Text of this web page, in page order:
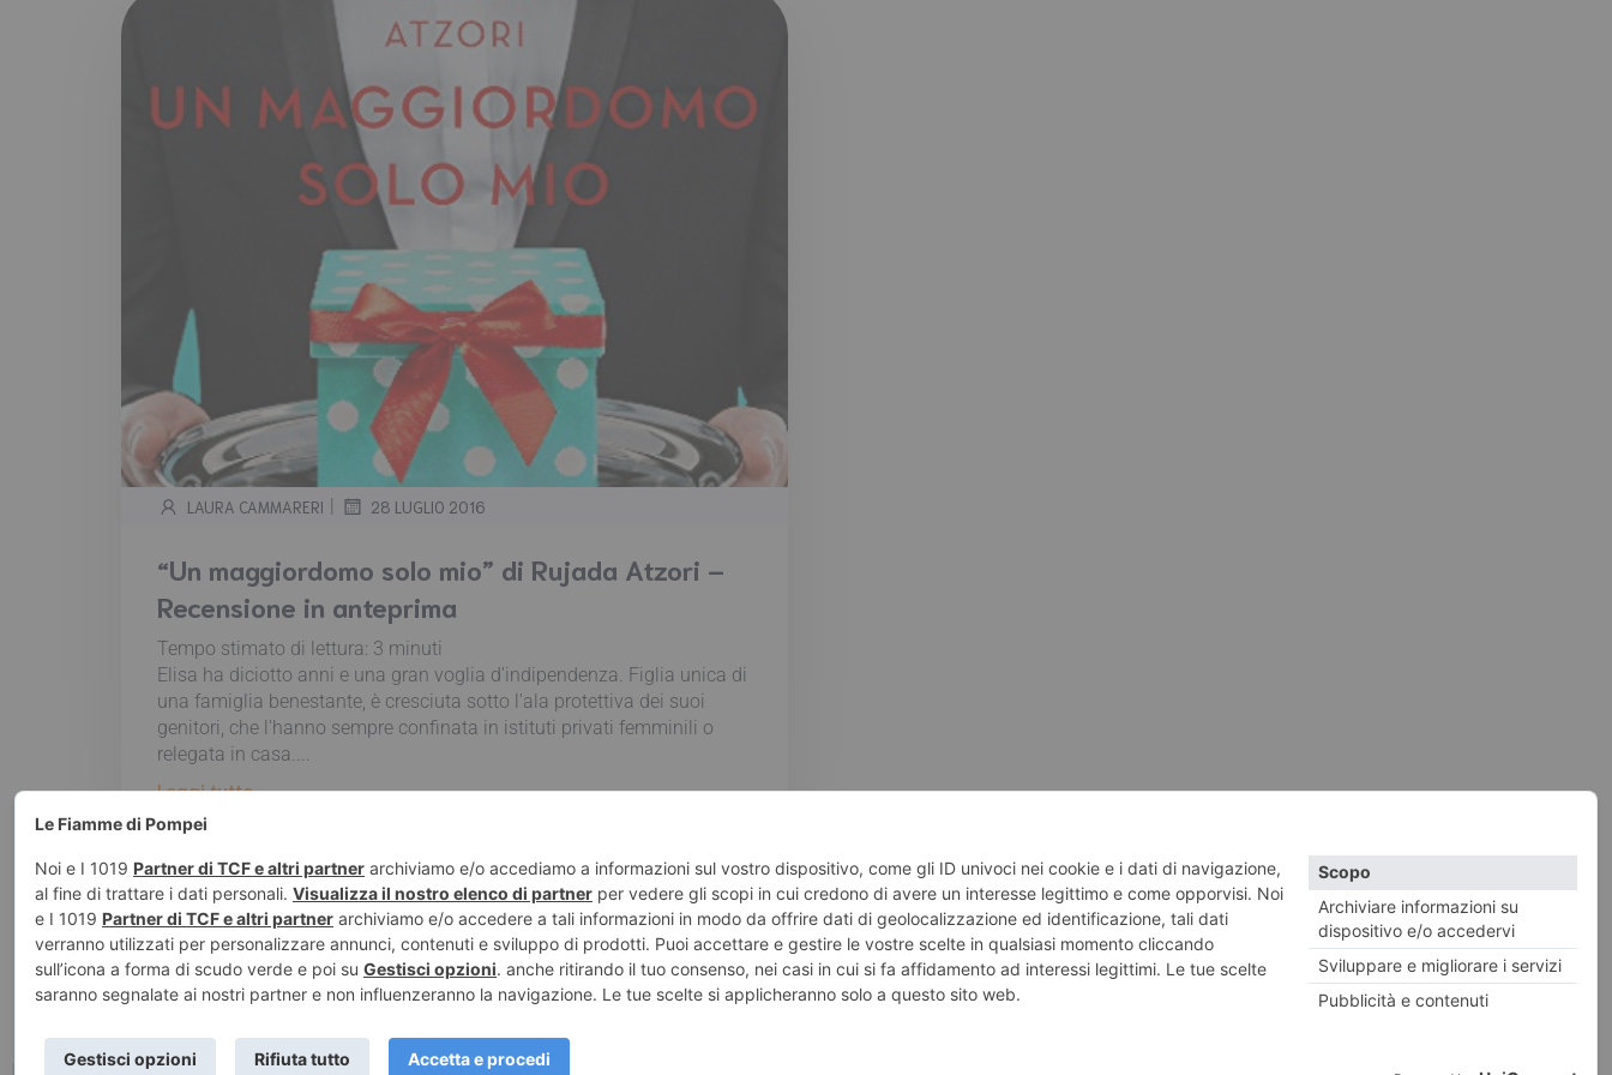
LAURA CAMMARERI | 28 LUGLIO 2016
“Un maggiordomo solo mio” di Rujada Atzori –
Recensione in anteprima
Tempo stimato di lettura: 3 minuti
Elisa ha diciotto anni e una gran voglia d'indipendenza. Figlia unica di
una famiglia benestante, è cresciuta sotto l'ala protettiva dei suoi
genitori, che l'hanno sempre confinata in istituti privati femminili o
relegata in casa....
Leggi tutto
© 2026 Le Fiamme di Pompei – Recensioni di libri e articoli sulla scrittura -